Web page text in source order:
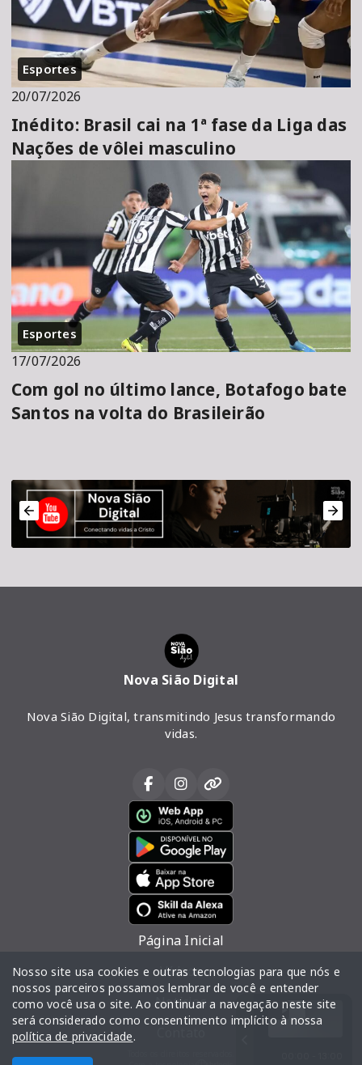
Esportes
20/07/2026
Inédito: Brasil cai na 1ª fase da Liga das
Nações de vôlei masculino
Esportes
17/07/2026
Com gol no último lance, Botafogo bate
Santos na volta do Brasileirão
Nova Sião Digital
Nova Sião Digital, transmitindo Jesus transformando
vidas.
Página Inicial
Vídeos
Notícias
Nosso site usa cookies e outras tecnologias para que nós e
nossos parceiros possamos lembrar de você e entender
como você usa o site. Ao continuar a navegação neste site
será considerado como consentimento implícito à nossa
política de privacidade.